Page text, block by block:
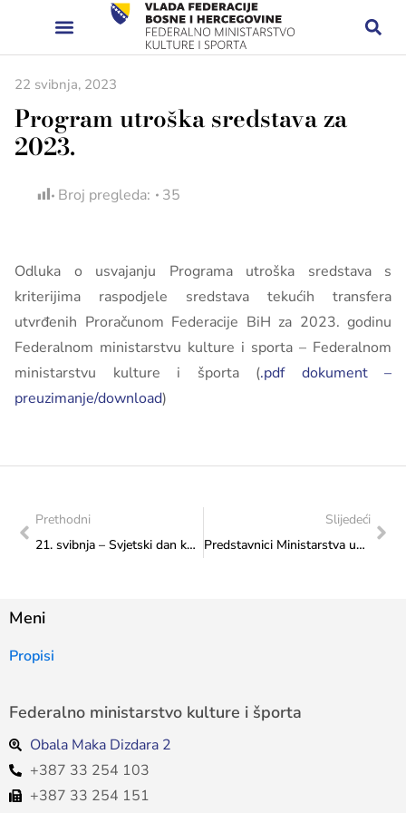
22 svibnja, 2023
Program utroška sredstava za
2023.
Broj pregleda: 35
Odluka o usvajanju Programa utroška sredstava s
kriterijima raspodjele sredstava tekućih transfera
utvrđenih Proračunom Federacije BiH za 2023. godinu
Federalnom ministarstvu kulture i sporta – Federalnom
ministarstvu kulture i športa (.pdf dokument –
preuzimanje/download)
Prethodni
21. svibnja – Svjetski dan kulturne raznolikosti za dijalog i razvitak
Slijedeći
Predstavnici Ministarstva upriličili sastanak s gošćama iz Udruge umjetnika, športaša i osoba s invaliditetom „MISS“
Meni
Propisi
Federalno ministarstvo kulture i športa
Obala Maka Dizdara 2
+387 33 254 103
+387 33 254 151